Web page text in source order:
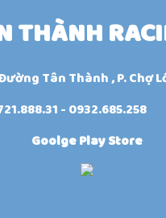
THÀNH
Tân Thành , P. Chợ
- 0932.685.258
Goolge Play Store